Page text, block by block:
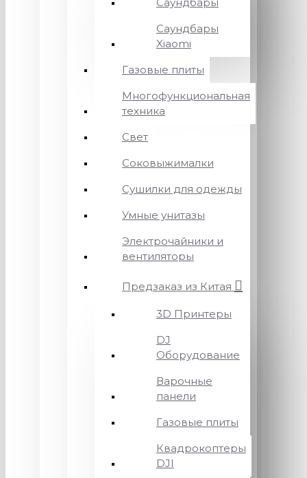
Саундбары
Xiaomi
Газовые плиты
Многофункциональная
техника
Свет
Соковыжималки
Сушилки для одежды
Умные унитазы
Электрочайники и
вентиляторы
Предзаказ из Китая
3D Принтеры
DJ
Оборудование
Варочные
панели
Газовые плиты
Квадрокоптеры
DJI